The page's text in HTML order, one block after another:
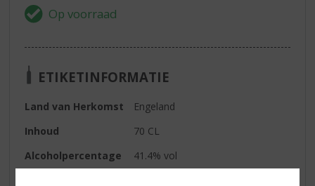
ETIKETINFORMATIE
Land van Herkomst
Engeland
Inhoud
70 CL
Alcoholpercentage
41.4% vol